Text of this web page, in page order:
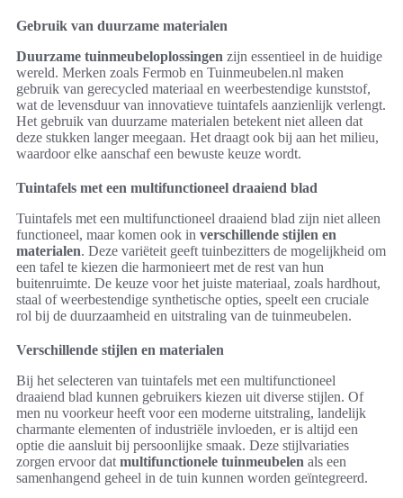
Gebruik van duurzame materialen
Duurzame tuinmeubeloplossingen zijn essentieel in de huidige
wereld. Merken zoals Fermob en Tuinmeubelen.nl maken
gebruik van gerecycled materiaal en weerbestendige kunststof,
wat de levensduur van innovatieve tuintafels aanzienlijk verlengt.
Het gebruik van duurzame materialen betekent niet alleen dat
deze stukken langer meegaan. Het draagt ook bij aan het milieu,
waardoor elke aanschaf een bewuste keuze wordt.
Tuintafels met een multifunctioneel draaiend blad
Tuintafels met een multifunctioneel draaiend blad zijn niet alleen
functioneel, maar komen ook in verschillende stijlen en
materialen. Deze variëteit geeft tuinbezitters de mogelijkheid om
een tafel te kiezen die harmonieert met de rest van hun
buitenruimte. De keuze voor het juiste materiaal, zoals hardhout,
staal of weerbestendige synthetische opties, speelt een cruciale
rol bij de duurzaamheid en uitstraling van de tuinmeubelen.
Verschillende stijlen en materialen
Bij het selecteren van tuintafels met een multifunctioneel
draaiend blad kunnen gebruikers kiezen uit diverse stijlen. Of
men nu voorkeur heeft voor een moderne uitstraling, landelijk
charmante elementen of industriële invloeden, er is altijd een
optie die aansluit bij persoonlijke smaak. Deze stijlvariaties
zorgen ervoor dat multifunctionele tuinmeubelen als een
samenhangend geheel in de tuin kunnen worden geïntegreerd.